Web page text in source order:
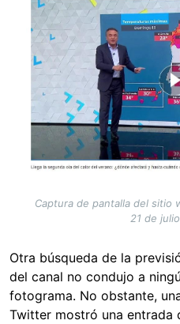
Captura de pantalla del sitio
21 de
Otra búsqueda de la
del canal no condujo a
fotograma. No obstante,
Twitter mostró una entrada